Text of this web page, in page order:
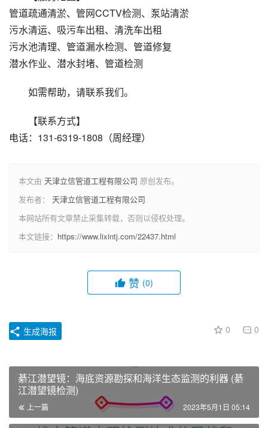
管道疏通清淤、管网CCTV检测、泵站清淤
污水清运、吸污车出租、清洗车出租
污水池清理、管道漏水检测、管道修复
潜水作业、潜水封堵、管道检测
如需帮助，请联系我们。
【联系方式】
电话：131-6319-1808（周经理）
本文由 天津立信管道工程有限公司 原创发布。
发布者： 天津立信管道工程有限公司
本网站所有文章禁止采集转载，否则以侵权处理。
本文链接： https://www.lixintj.com/22437.html
赞 (0)
0 0
生成海报
綦江潜望镜：海底资源勘探和海洋生态监测的利器 (綦
江潜望镜检测)
上一篇 2023年5月1日 05:14